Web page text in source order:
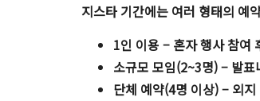
지스타 기간에는 여러 형태의 예
1인 이용 – 혼자 행사 참여
소규모 모임(2~3명)– 발표
단체 예약(4명 이상)– 외지